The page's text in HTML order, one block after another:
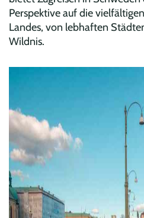
Perspektive auf die
Landes, von lebhaften
Wildnis.